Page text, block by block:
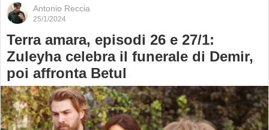
Antonio Reccia
25/1/2024
Terra amara, episodi 26 e 27/1:
Zuleyha celebra il funerale di Demir,
poi affronta Betul